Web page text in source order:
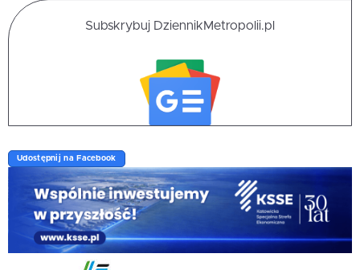
Subskrybuj DziennikMetropolii.pl
Udostępnij na Facebook